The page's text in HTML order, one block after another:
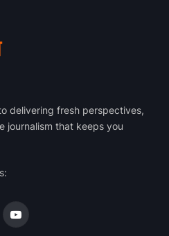
delivering fresh perspectives,
journalism that keeps you
YouTube